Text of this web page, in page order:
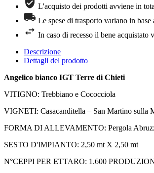
L'acquisto dei prodotti avviene in
Le spese di trasporto variano in
In caso di recesso il bene acquistato
Descrizione
Dettagli del prodotto
Angelico bianco IGT Terre di Chieti
VITIGNO: Trebbiano e Cococciola
VIGNETI: Casacanditella – San Martino sulla
FORMA DI ALLEVAMENTO: Pergola
SESTO D'IMPIANTO: 2,50 mt X 2,50 mt
N°CEPPI PER ETTARO: 1.600